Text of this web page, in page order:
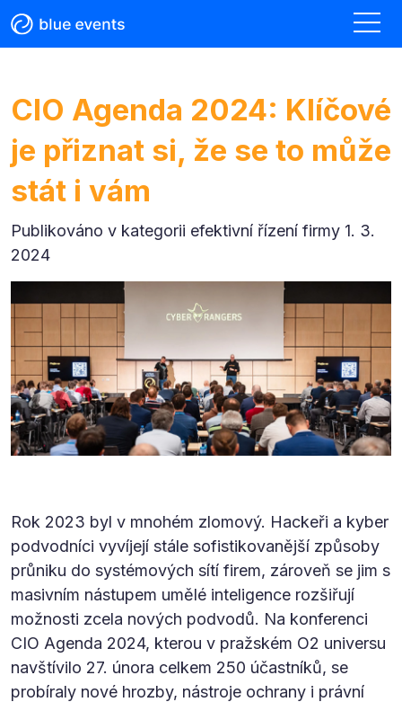
CIO Agenda 2024: Klíčové
je přiznat si, že se to může
stát i vám
Publikováno v kategorii efektivní řízení firmy 1. 3.
2024
Rok 2023 byl v mnohém zlomový. Hackeři a kyber
podvodníci vyvíjejí stále sofistikovanější způsoby
průniku do systémových sítí firem, zároveň se jim s
masivním nástupem umělé inteligence rozšiřují
možnosti zcela nových podvodů. Na konferenci
CIO Agenda 2024, kterou v pražském O2 universu
navštívilo 27. února celkem 250 účastníků, se
probíraly nové hrozby, nástroje ochrany i právní